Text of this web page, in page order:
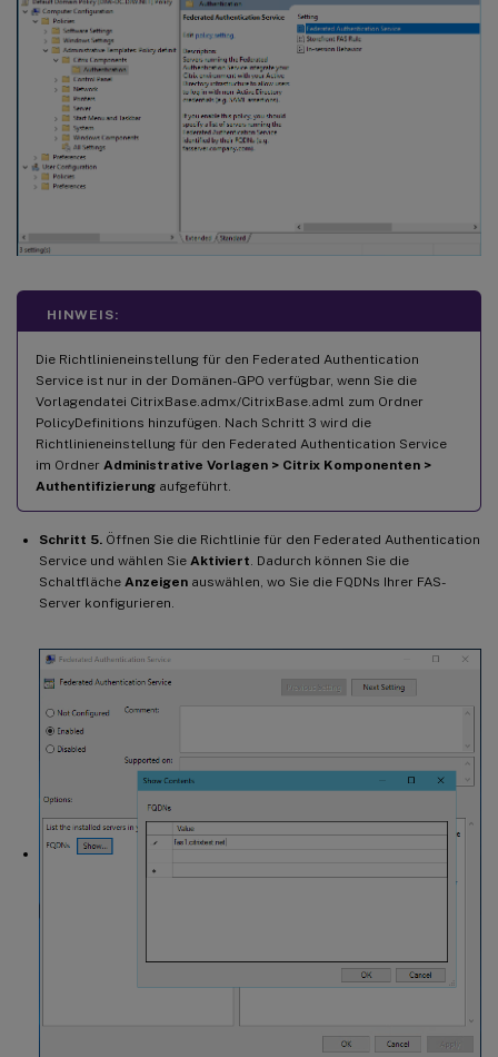
HINWEIS:
Die Richtlinieneinstellung für den Federated Authentication
Service ist nur in der Domänen-GPO verfügbar, wenn Sie die
Vorlagendatei CitrixBase.admx/CitrixBase.adml zum Ordner
PolicyDefinitions hinzufügen. Nach Schritt 3 wird die
Richtlinieneinstellung für den Federated Authentication Service
im Ordner Administrative Vorlagen > Citrix Komponenten >
Authentifizierung aufgeführt.
Schritt 5. Öffnen Sie die Richtlinie für den Federated Authentication
Service und wählen Sie Aktiviert. Dadurch können Sie die
Schaltfläche Anzeigen auswählen, wo Sie die FQDNs Ihrer FAS-
Server konfigurieren.